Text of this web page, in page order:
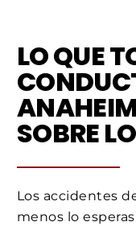
LO QUE
SOBRE
Los accidentes
menos lo